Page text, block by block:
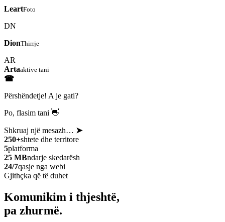
LeartFoto
DN
DionThirrje
AR
Artaaktive tani
☎
Përshëndetje! A je gati?
Po, flasim tani 👋
Shkruaj një mesazh… ➤
250+shtete dhe territore
5platforma
25 MBndarje skedarësh
24/7qasje nga webi
Gjithçka që të duhet
Komunikim i thjeshtë,
pa zhurmë.